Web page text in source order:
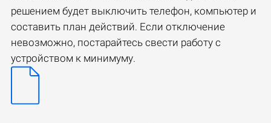
решением будет выключить телефон, компьютер и
составить план действий. Если отключение
невозможно, постарайтесь свести работу с
устройством к минимуму.